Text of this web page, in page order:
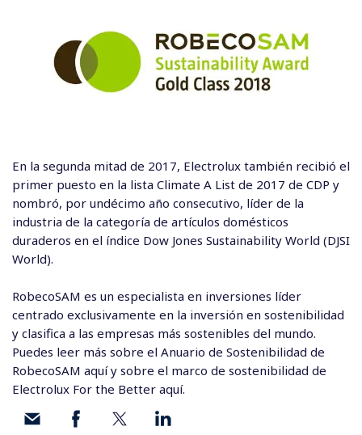
En la segunda mitad de 2017, Electrolux también recibió el
primer puesto en la lista Climate A List de 2017 de CDP y
nombró, por undécimo año consecutivo, líder de la
industria de la categoría de artículos domésticos
duraderos en el índice Dow Jones Sustainability World (DJSI
World).
RobecoSAM es un especialista en inversiones líder
centrado exclusivamente en la inversión en sostenibilidad
y clasifica a las empresas más sostenibles del mundo.
Puedes leer más sobre el Anuario de Sostenibilidad de
RobecoSAM aquíy sobre el marco de sostenibilidad de
Electrolux For the Better aquí.